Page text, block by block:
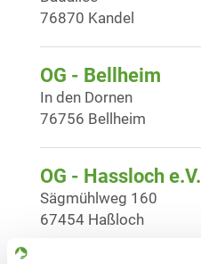
76870 Kandel
OG - Bellheim
In den Dornen
76756 Bellheim
OG - Hassloch e.V.
Sägmühlweg 160
67454 Haßloch